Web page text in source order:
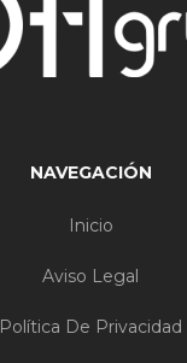
NAVEGACIÓN
Inicio
Aviso Legal
Política De Privacidad